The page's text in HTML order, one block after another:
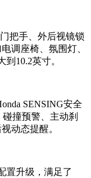
把手、外后视镜锁
调座椅、氛围灯、
10.2英寸。
SENSING安全
撞预警、主动刹
动态提醒。
置升级，满足了